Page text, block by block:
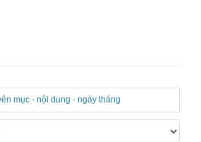
mục - nội dung - ngày tháng